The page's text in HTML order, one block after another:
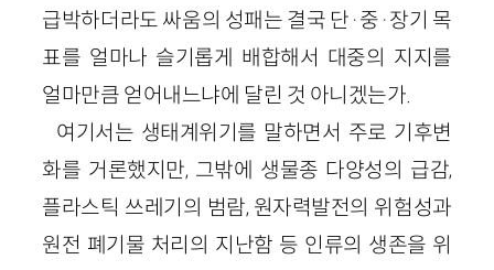
급박하더라도 싸움의 성패는 결국 단·중·장기 목
표를 얼마나 슬기롭게 배합해서 대중의 지지를
얼마만큼 얻어내느냐에 달린 것 아니겠는가.
여기서는 생태계위기를 말하면서 주로 기후변
화를 거론했지만, 그밖에 생물종 다양성의 급감,
플라스틱 쓰레기의 범람, 원자력발전의 위험성과
원전 폐기물 처리의 지난함 등 인류의 생존을 위